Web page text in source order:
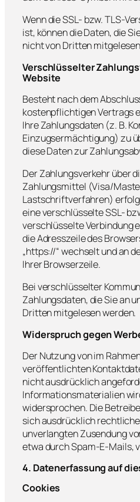
Wenn die SSL- bzw. TLS-
ist, können die Daten, die
nicht von Dritten
Verschlüsselter
Website
Besteht nach dem
kostenpflichtigen Vertrags
Ihre Zahlungsdaten (z. B.
Einzugsermächtigung) zu
diese Daten zur
Der Zahlungsverkehr über
Zahlungsmittel (Visa/
Lastschriftverfahren)
eine verschlüsselte SSL-
verschlüsselte Verbindung
die Adresszeile des
„https://“ wechselt und an
Ihrer Browserzeile.
Bei verschlüsselter
Zahlungsdaten, die Sie an
Dritten mitgelesen werden.
Widerspruch gegen
Der Nutzung von im
veröffentlichten
nicht ausdrücklich
Informationsmaterialien
widersprochen. Die
sich ausdrücklich
unverlangten Zusendung
etwa durch Spam-E-Mails,
4. Datenerfassung auf
Cookies